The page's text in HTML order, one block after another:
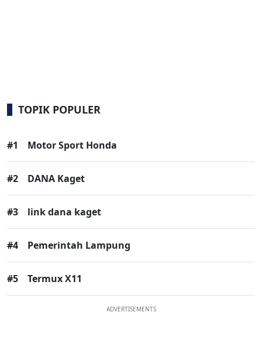
TOPIK POPULER
#1 Motor Sport Honda
#2 DANA Kaget
#3 link dana kaget
#4 Pemerintah Lampung
#5 Termux X11
ADVERTISEMENTS